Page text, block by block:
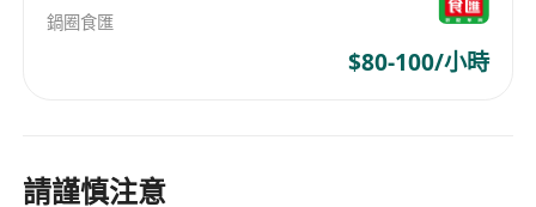
鍋圈食匯
$80-100/小時
請謹慎注意